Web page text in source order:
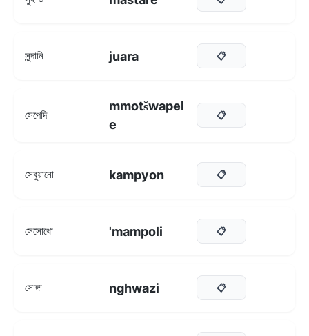
সুন্দানি juara 📋
সেপেদি
mmotšwapel
e
📋
সেবুয়ানো kampyon 📋
সেসোথো 'mampoli 📋
সোঙ্গা nghwazi 📋